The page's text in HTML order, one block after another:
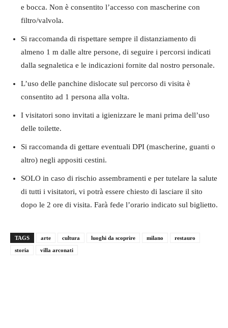
e bocca. Non è consentito l’accesso con mascherine con
filtro/valvola.
Si raccomanda di rispettare sempre il distanziamento di
almeno 1 m dalle altre persone, di seguire i percorsi indicati
dalla segnaletica e le indicazioni fornite dal nostro personale.
L’uso delle panchine dislocate sul percorso di visita è
consentito ad 1 persona alla volta.
I visitatori sono invitati a igienizzare le mani prima dell’uso
delle toilette.
Si raccomanda di gettare eventuali DPI (mascherine, guanti o
altro) negli appositi cestini.
SOLO in caso di rischio assembramenti e per tutelare la salute
di tutti i visitatori, vi potrà essere chiesto di lasciare il sito
dopo le 2 ore di visita. Farà fede l’orario indicato sul biglietto.
TAGS arte cultura luoghi da scoprire milano
restauro
storia
villa arconati